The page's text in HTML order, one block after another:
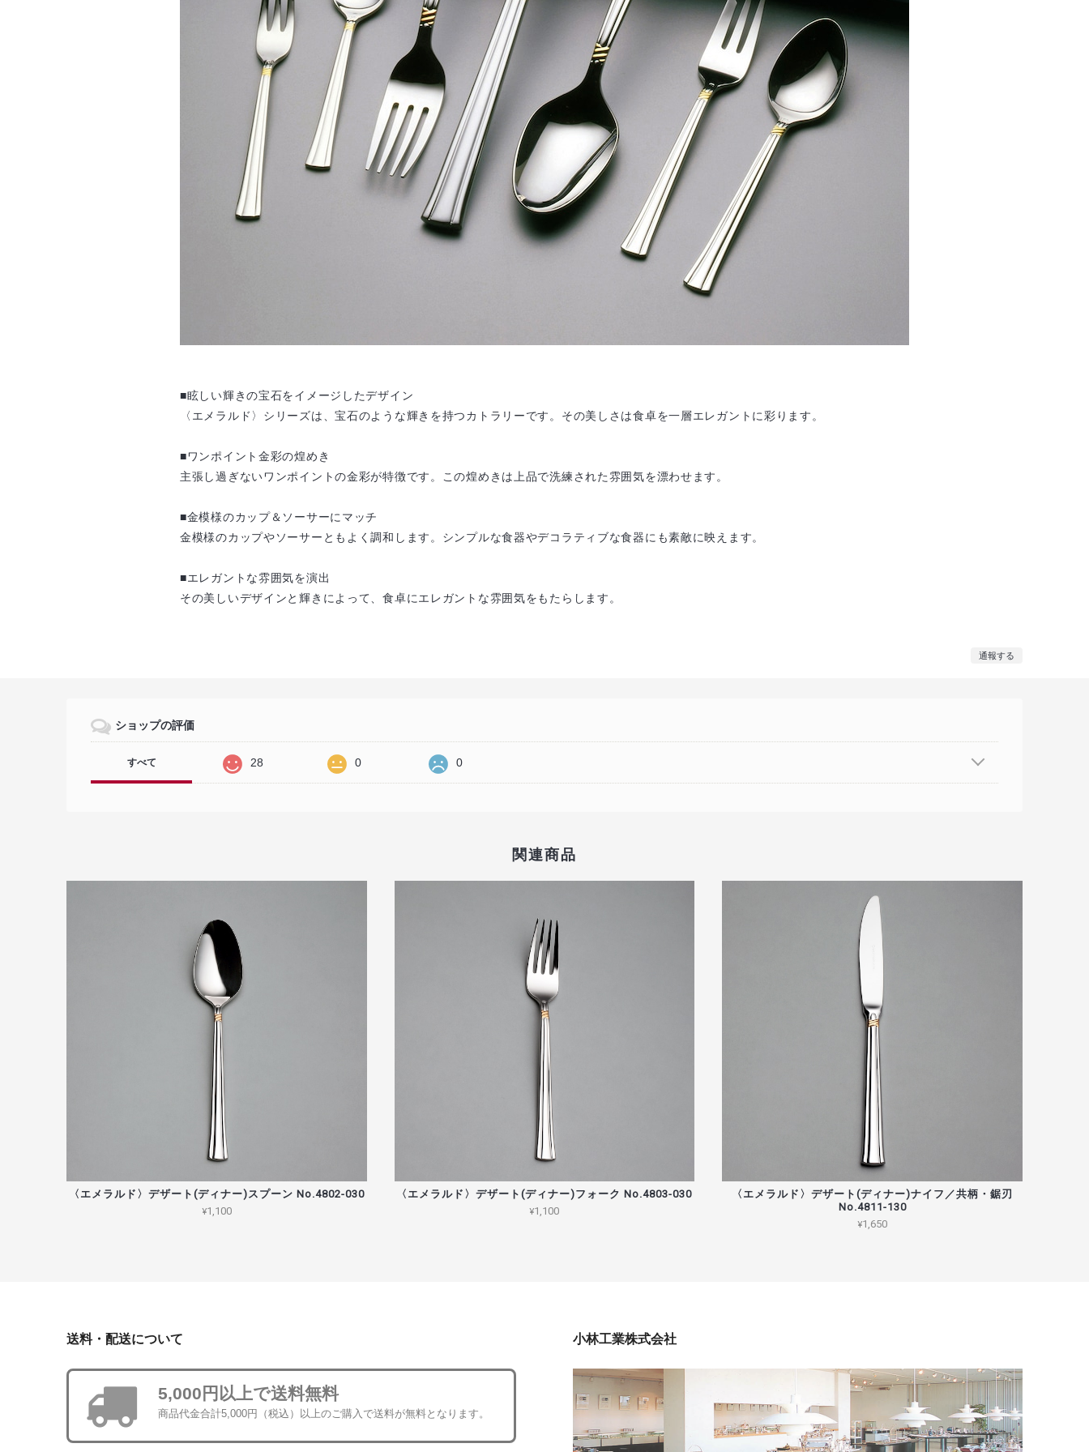
■眩しい輝きの宝石をイメージしたデザイン
〈エメラルド〉シリーズは、宝石のような輝きを持つカトラリーです。その美しさは食卓を一層エレガントに彩ります。
■ワンポイント金彩の煌めき
主張し過ぎないワンポイントの金彩が特徴です。この煌めきは上品で洗練された雰囲気を漂わせます。
■金模様のカップ＆ソーサーにマッチ
金模様のカップやソーサーともよく調和します。シンプルな食器やデコラティブな食器にも素敵に映えます。
■エレガントな雰囲気を演出
その美しいデザインと輝きによって、食卓にエレガントな雰囲気をもたらします。
通報する
ショップの評価
すべて 28 0 0
関連商品
〈エメラルド〉デザート(ディナー)スプーン No.4802-030
¥1,100
〈エメラルド〉デザート(ディナー)フォーク No.4803-030
¥1,100
〈エメラルド〉デザート(ディナー)ナイフ／共柄・鋸刃
No.4811-130
¥1,650
送料・配送について
5,000円以上で送料無料
商品代金合計5,000円（税込）以上のご購入で送料が無料となります。
小林工業株式会社